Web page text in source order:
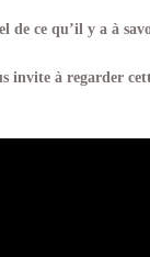
de ce qu’il y a à
invite à regarder